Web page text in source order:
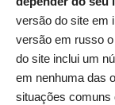
versão do site em
versão em russo
do site inclui um
em nenhuma das
situações comuns